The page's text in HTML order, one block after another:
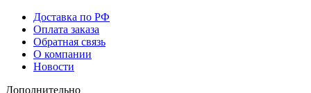
Доставка по РФ
Оплата заказа
Обратная связь
О компании
Новости
Дополнительно